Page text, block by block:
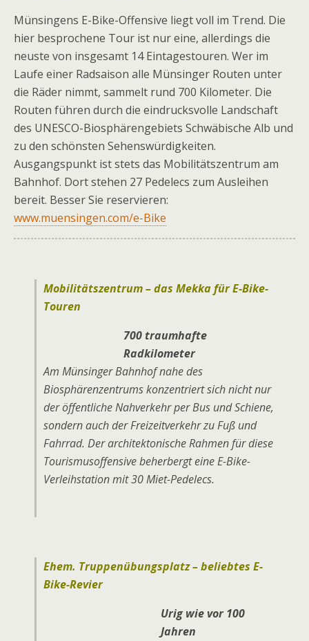
Münsingens E-Bike-Offensive liegt voll im Trend. Die
hier besprochene Tour ist nur eine, allerdings die
neuste von insgesamt 14 Eintagestouren. Wer im
Laufe einer Radsaison alle Münsinger Routen unter
die Räder nimmt, sammelt rund 700 Kilometer. Die
Routen führen durch die eindrucksvolle Landschaft
des UNESCO-Biosphärengebiets Schwäbische Alb und
zu den schöns­­­ten Sehenswürdigkeiten.
Ausgangspunkt ist stets das Mobilitätszentrum am
Bahnhof. Dort stehen 27 Pedelecs zum Ausleihen
bereit. Besser Sie reservieren:
www.muensingen.com/e-Bike
Mobilitätszentrum – das Mekka für E-Bike-
Touren
700 traumhafte
Radkilometer
Am Münsinger Bahnhof nahe des
Biosphärenzentrums konzentriert sich nicht nur
der öffentliche Nahverkehr per Bus und Schiene,
sondern auch der Freizeitverkehr zu Fuß und
Fahrrad. Der architektonische Rahmen für diese
Tourismusoffensive beherbergt eine E-Bike-
Verleihstation mit 30 Miet-Pedelecs.
Ehem. Truppenübungsplatz – beliebtes E-
Bike-Revier
Urig wie vor 100
Jahren